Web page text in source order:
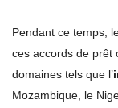
Pendant ce temps,
ces accords de prêt
domaines tels que l’
Mozambique, le